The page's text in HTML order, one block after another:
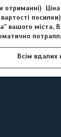
вашого міста,
Всім вдалих